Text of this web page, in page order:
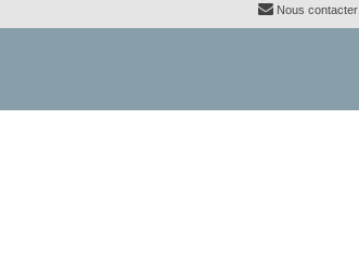
Nous contacter